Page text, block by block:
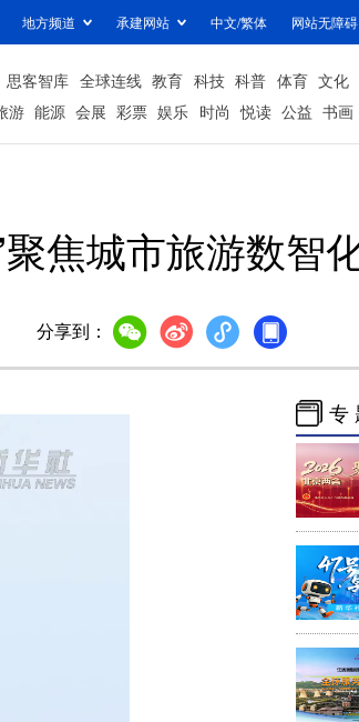
地方频道 承建网站 中文/繁体 网站无障碍
思客智库 全球连线 教育 科技 科普 体育 文化
游 能源 会展 彩票 娱乐 时尚 悦读 公益 书画
焦城市旅游数智
分享到：
专